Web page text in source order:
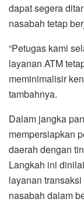
dapat segera
nasabah tetap
“Petugas kami
layanan ATM
meminimalisir
tambahnya.
Dalam jangka
mempersiapkan
daerah dengan
Langkah ini
layanan
nasabah dalam